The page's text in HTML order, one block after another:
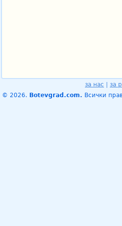
за нас за
© 2026. Botevgrad.com. Всички